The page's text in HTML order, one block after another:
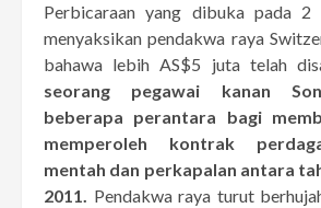
Perbicaraan yang dibuka pada 2
menyaksikan pendakwa raya
bahawa lebih AS$5 juta telah
seorang pegawai kanan
beberapa perantara bagi
memperoleh kontrak
mentah dan perkapalan antara
2011. Pendakwa raya turut